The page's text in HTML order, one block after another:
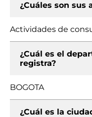
¿Cuáles son sus
Actividades de
¿Cuál es el
registra?
BOGOTA
¿Cuál es la